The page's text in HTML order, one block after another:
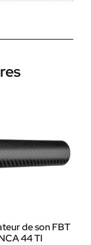
de son FBT
44 TI